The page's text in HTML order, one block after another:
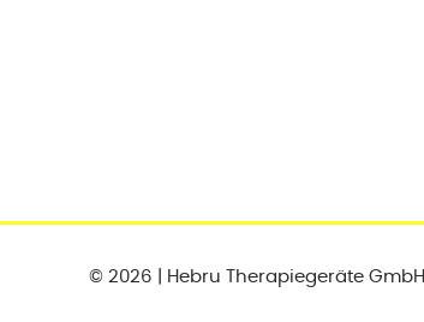
© 2026 | Hebru Therapiegeräte GmbH